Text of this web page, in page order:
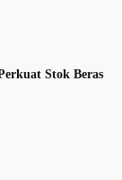
Stok Beras